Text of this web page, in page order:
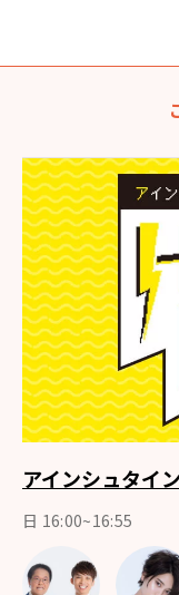
アインシュタイ
日 16:00~16:55